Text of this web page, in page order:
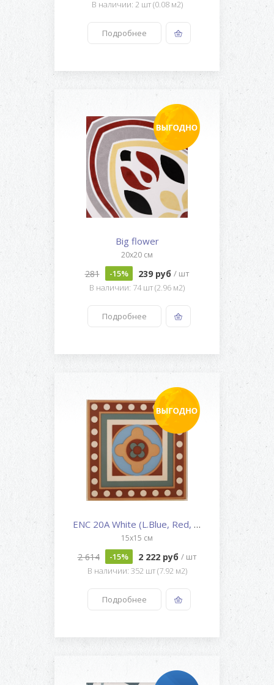
В наличии: 2 шт (0.08 м2)
Подробнее
Big flower
20x20 см
281 -15% 239 руб / шт
В наличии: 74 шт (2.96 м2)
Подробнее
ENC 20A White (L.Blue, Red, Gr...
15x15 см
2 614 -15% 2 222 руб / шт
В наличии: 352 шт (7.92 м2)
Подробнее